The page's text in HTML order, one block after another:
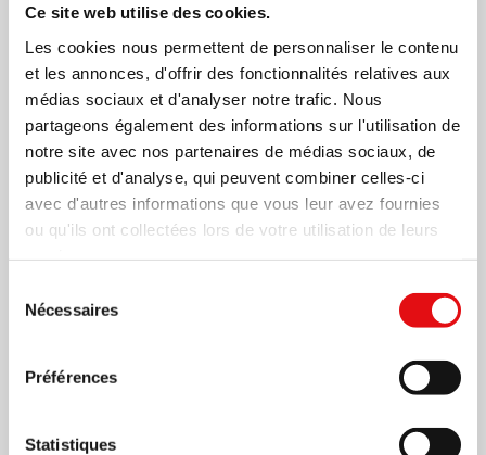
Ce site web utilise des cookies.
Les cookies nous permettent de personnaliser le contenu
et les annonces, d'offrir des fonctionnalités relatives aux
médias sociaux et d'analyser notre trafic. Nous
partageons également des informations sur l'utilisation de
notre site avec nos partenaires de médias sociaux, de
publicité et d'analyse, qui peuvent combiner celles-ci
avec d'autres informations que vous leur avez fournies
ou qu'ils ont collectées lors de votre utilisation de leurs
Nécessaires
Préférences
Statistiques
Page 1/ 4 Zoom100%